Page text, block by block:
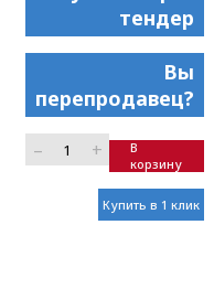
тендер
Вы
перепродавец?
– +
В
корзину
Купить в 1 клик